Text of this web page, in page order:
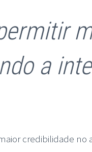
a
credibilidade